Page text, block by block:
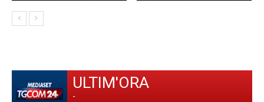
ULTIM'ORA
-